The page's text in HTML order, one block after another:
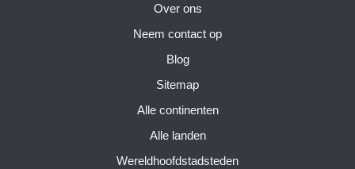
Over ons
Neem contact op
Blog
Sitemap
Alle continenten
Alle landen
Wereldhoofdstadsteden